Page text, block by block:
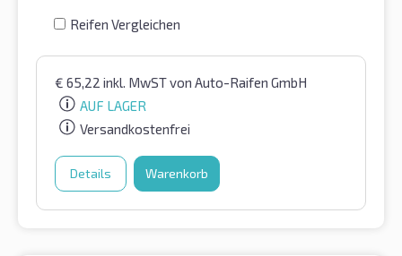
Reifen Vergleichen
€ 65,22 inkl. MwSTvon Auto-Raifen GmbH
AUF LAGER
Versandkostenfrei
Details Warenkorb